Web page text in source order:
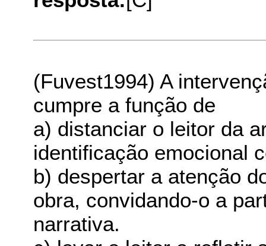
(Fuvest1994) A
cumpre a função de
a) distanciar o leitor da
identificação emocional
b) despertar a atenção
obra, convidando-o a
narrativa.